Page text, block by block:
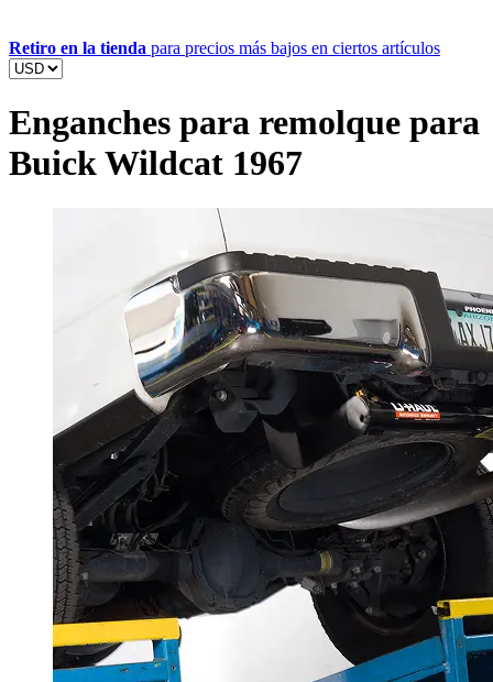
Retiro en la tienda para precios más bajos en ciertos artículos
Enganches para remolque para
Buick Wildcat 1967